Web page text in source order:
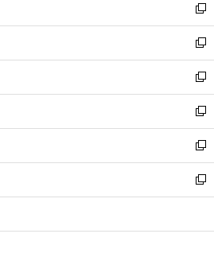
で
開
く
ド
ウ
で
開
く
ィ
ン
ド
ウ
で
開
く
い
ウ
ィ
ン
ド
ウ
で
開
く
新
し
い
ウ
ィ
ン
ド
ウ
で
開
く
新
し
い
ウ
ィ
ン
ド
ウ
で
開
新
し
い
ウ
ィ
ン
ド
ウ
開
新
し
い
ウ
ィ
ン
ウ
新
し
い
ウ
ン
新
し
ウ